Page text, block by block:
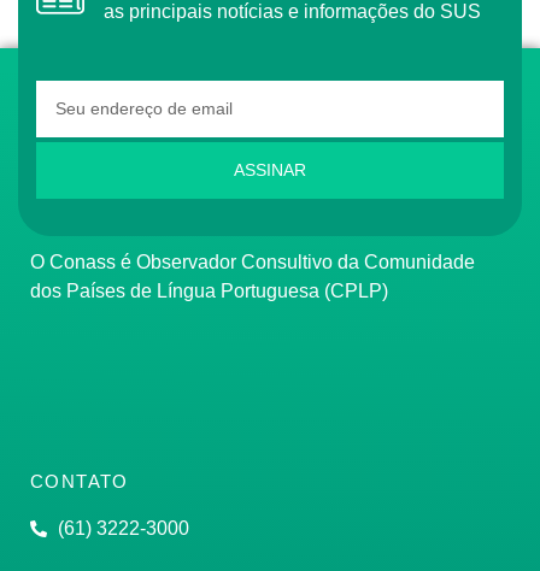
as principais notícias e informações do SUS
ASSINAR
O Conass é Observador Consultivo da Comunidade
dos Países de Língua Portuguesa (CPLP)
CONTATO
(61) 3222-3000